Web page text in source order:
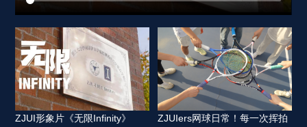
ZJUI形象片《无限Infinity》
ZJUIers网球日常！每一次挥拍